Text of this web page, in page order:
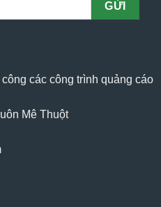
các công trình quảng cáo
Mê Thuột